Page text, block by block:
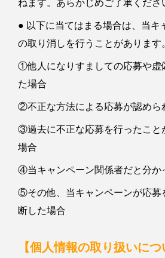
ねます。あらかじめご了承くださ
● 以下に当てはまる場合は、当キ
の取り消しを行うことがあります
①他人になりすましての応募や虚
た場合
②不正な方法による応募が認めら
③過去に不正な応募を行ったこと
場合
④当キャンペーン関係者だと分か
⑤その他、当キャンペーンが応募
断した場合
【個人情報の取り扱いにつ